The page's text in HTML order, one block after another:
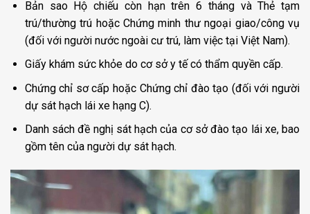
Bản sao Hộ chiếu còn hạn trên 6 tháng và Thẻ tạm
trú/thường trú hoặc Chứng minh thư ngoại giao/công vụ
(đối với người nước ngoài cư trú, làm việc tại Việt Nam).
Giấy khám sức khỏe do cơ sở y tế có thẩm quyền cấp.
Chứng chỉ sơ cấp hoặc Chứng chỉ đào tạo (đối với người
dự sát hạch lái xe hạng C).
Danh sách đề nghị sát hạch của cơ sở đào tạo lái xe, bao
gồm tên của người dự sát hạch.